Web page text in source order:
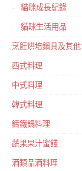
貓咪成長紀錄
貓咪生活用品
烹飪烘培鍋具及其
西式料理
中式料理
韓式料理
鑄鐵鍋料理
蔬果果汁蜜餞
酒類品酒料理